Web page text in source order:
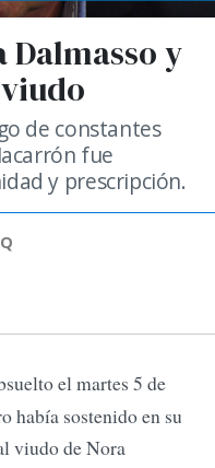
Dalmasso y
de constantes
fue
y prescripción.
el martes 5 de
había sostenido en su
viudo de Nora